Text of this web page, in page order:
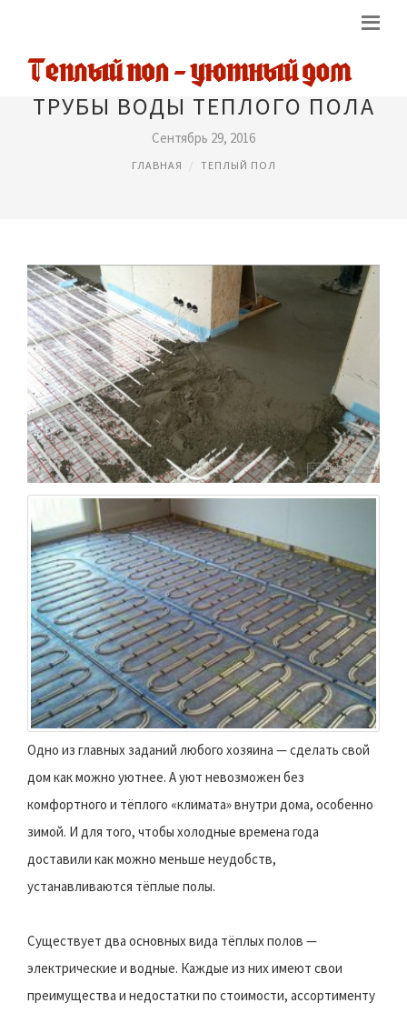
ТРУБЫ ВОДЫ ТЕПЛОГО ПОЛА
Сентябрь 29, 2016
ГЛАВНАЯ ТЕПЛЫЙ ПОЛ
Одно из главных заданий любого хозяина — сделать свой
дом как можно уютнее. А уют невозможен без
комфортного и тёплого «климата» внутри дома, особенно
зимой. И для того, чтобы холодные времена года
доставили как можно меньше неудобств,
устанавливаются тёплые полы.
Существует два основных вида тёплых полов —
электрические и водные. Каждые из них имеют свои
преимущества и недостатки по стоимости, ассортименту